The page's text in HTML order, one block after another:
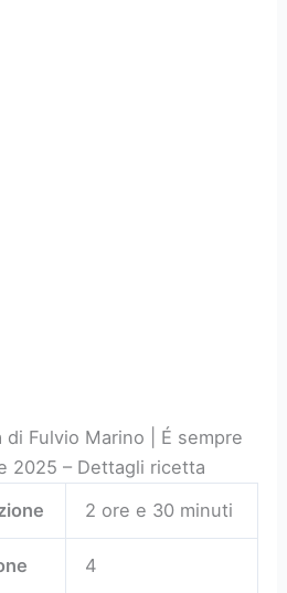
Fulvio Marino | É sempre
2025 – Dettagli ricetta
2 ore e 30 minuti
4